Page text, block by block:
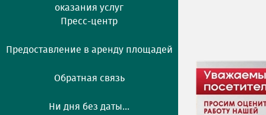
оказания услуг
Пресс-центр
Предоставление в аренду площадей
Обратная связь
Ни дня без даты...